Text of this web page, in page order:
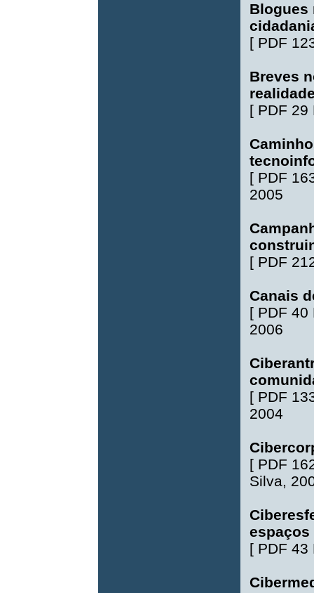
Blogues
[ PDF
Breves
[ PDF 29
[ PDF
2005
[ PDF
Canais
[ PDF 40
2006
[ PDF
2004
[ PDF
Silva,
[ PDF 43